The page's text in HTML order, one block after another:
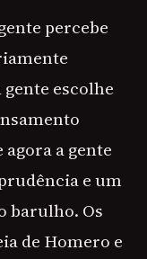
percebe
escolhe
a gente
e um
barulho. Os
de Homero e